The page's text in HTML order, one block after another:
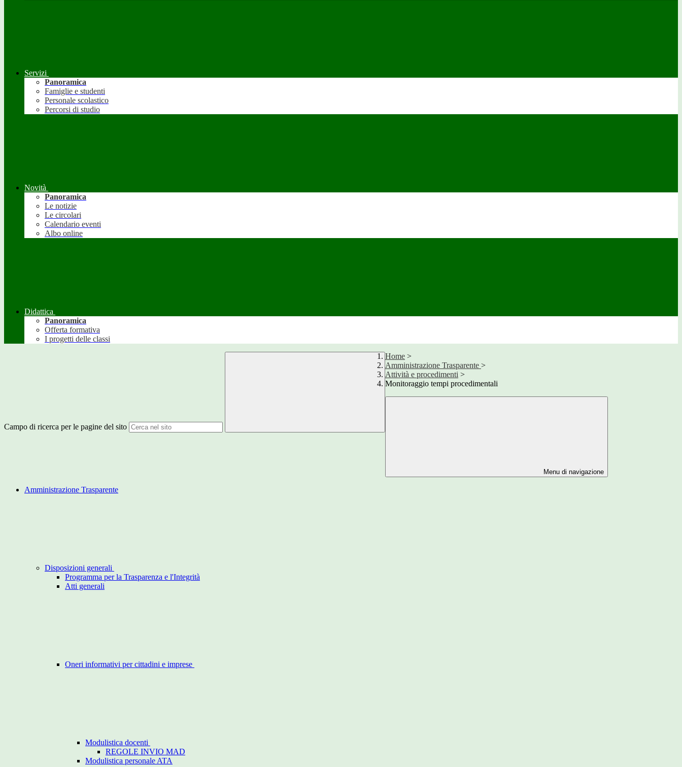
Servizi
Panoramica
Famiglie e studenti
Personale scolastico
Percorsi di studio
Novità
Panoramica
Le notizie
Le circolari
Calendario eventi
Albo online
Didattica
Panoramica
Offerta formativa
I progetti delle classi
Campo di ricerca per le pagine del sito
Home >
Amministrazione Trasparente >
Attività e procedimenti >
Monitoraggio tempi procedimentali
Menu di navigazione
Amministrazione Trasparente
Disposizioni generali
Programma per la Trasparenza e l'Integrità
Atti generali
Oneri informativi per cittadini e imprese
Modulistica docenti
REGOLE INVIO MAD
Modulistica personale ATA